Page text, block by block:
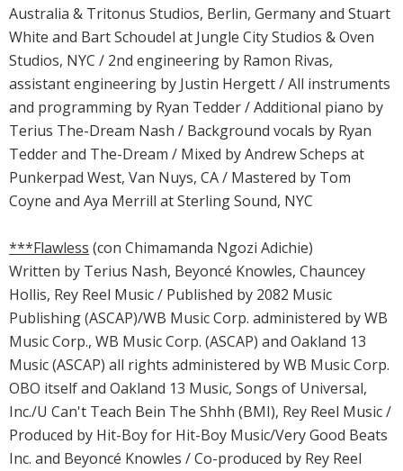
Australia & Tritonus Studios, Berlin, Germany and Stuart
White and Bart Schoudel at Jungle City Studios & Oven
Studios, NYC / 2nd engineering by Ramon Rivas,
assistant engineering by Justin Hergett / All instruments
and programming by Ryan Tedder / Additional piano by
Terius The-Dream Nash / Background vocals by Ryan
Tedder and The-Dream / Mixed by Andrew Scheps at
Punkerpad West, Van Nuys, CA / Mastered by Tom
Coyne and Aya Merrill at Sterling Sound, NYC
***Flawless (con Chimamanda Ngozi Adichie)
Written by Terius Nash, Beyoncé Knowles, Chauncey
Hollis, Rey Reel Music / Published by 2082 Music
Publishing (ASCAP)/WB Music Corp. administered by WB
Music Corp., WB Music Corp. (ASCAP) and Oakland 13
Music (ASCAP) all rights administered by WB Music Corp.
OBO itself and Oakland 13 Music, Songs of Universal,
Inc./U Can't Teach Bein The Shhh (BMI), Rey Reel Music /
Produced by Hit-Boy for Hit-Boy Music/Very Good Beats
Inc. and Beyoncé Knowles / Co-produced by Rey Reel